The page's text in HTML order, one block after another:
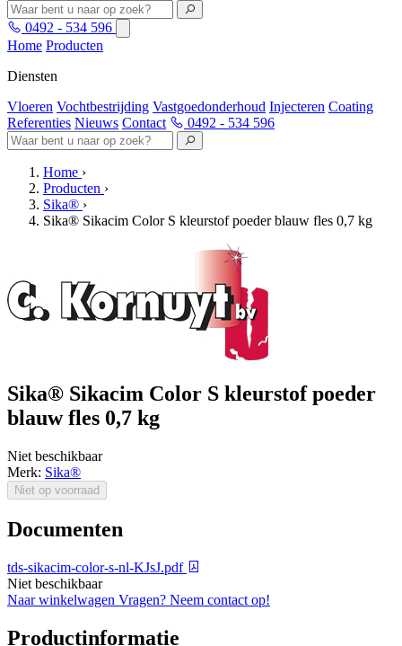
0492 - 534 596
Home Producten
Diensten
Vloeren Vochtbestrijding Vastgoedonderhoud Injecteren Coating
Referenties Nieuws Contact 0492 - 534 596
Home ›
Producten ›
Sika® ›
Sika® Sikacim Color S kleurstof poeder blauw fles 0,7 kg
Sika® Sikacim Color S kleurstof poeder
blauw fles 0,7 kg
Niet beschikbaar
Merk: Sika®
Niet op voorraad
Documenten
tds-sikacim-color-s-nl-KJsJ.pdf
Niet beschikbaar
Naar winkelwagen Vragen? Neem contact op!
Productinformatie